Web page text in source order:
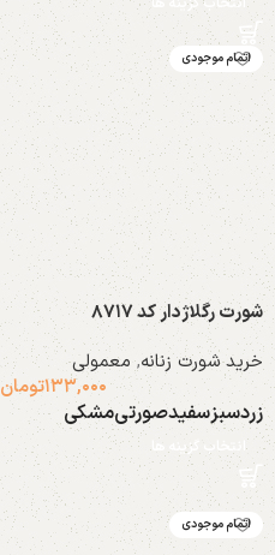
اتمام موجودی
شورت رگلاژدار کد ۸۷۱۷
خرید شورت زنانه,معمولی
۱۳۳,۰۰۰تومان
زردسبزسفیدصورتیمشکی
انتخاب گزینه ها
اتمام موجودی